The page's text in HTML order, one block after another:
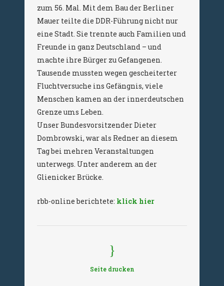
zum 56. Mal. Mit dem Bau der Berliner
Mauer teilte die DDR-Führung nicht nur
eine Stadt. Sie trennte auch Familien und
Freunde in ganz Deutschland – und
machte ihre Bürger zu Gefangenen.
Tausende mussten wegen gescheiterter
Fluchtversuche ins Gefängnis, viele
Menschen kamen an der innerdeutschen
Grenze ums Leben.
Unser Bundesvorsitzender Dieter
Dombrowski, war als Redner an diesem
Tag bei mehren Veranstaltungen
unterwegs. Unter anderem an der
Glienicker Brücke.
rbb-online berichtete: klick hier
Seite drucken